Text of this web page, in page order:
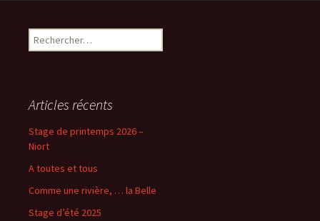
Rechercher :
Articles récents
Stage de printemps 2026 –
Niort
A toutes et tous
Comme une rivière, … la Belle
Stage d’été 2025